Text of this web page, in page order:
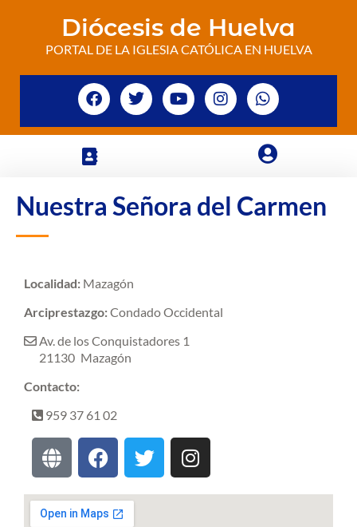
Diócesis de Huelva
PORTAL DE LA IGLESIA CATÓLICA EN HUELVA
Nuestra Señora del Carmen
Localidad: Mazagón
Arciprestazgo:Condado Occidental
Av. de los Conquistadores 1
21130 Mazagón
Contacto:
959 37 61 02